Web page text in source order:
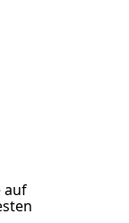
auf